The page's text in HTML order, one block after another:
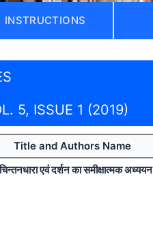
INSTRUCTIONS
5, ISSUE 1 (2019)
Title and Authors Name
एवं दर्शन का समीक्षात्मक अध्ययन